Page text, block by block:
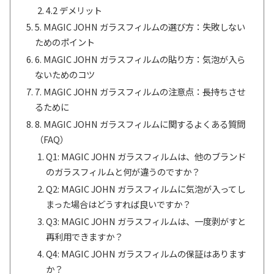
4.2 デメリット
5. MAGIC JOHN ガラスフィルムの選び方：失敗しない
ためのポイント
6. MAGIC JOHN ガラスフィルムの貼り方：気泡が入ら
ないためのコツ
7. MAGIC JOHN ガラスフィルムの注意点：長持ちさせ
るために
8. MAGIC JOHN ガラスフィルムに関するよくある質問
（FAQ）
Q1: MAGIC JOHN ガラスフィルムは、他のブランド
のガラスフィルムと何が違うのですか？
Q2: MAGIC JOHN ガラスフィルムに気泡が入ってし
まった場合はどうすれば良いですか？
Q3: MAGIC JOHN ガラスフィルムは、一度剥がすと
再利用できますか？
Q4: MAGIC JOHN ガラスフィルムの保証はあります
か？